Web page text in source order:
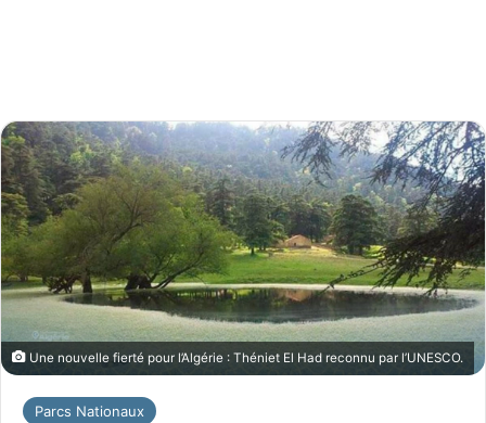
Une nouvelle fierté pour l’Algérie : Théniet El Had reconnu par l’UNESCO.
Parcs Nationaux